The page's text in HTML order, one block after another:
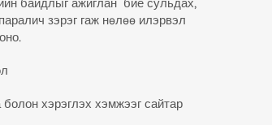
зэрэг гаж нөлөө илэрвэл
болон хэрэглэх хэмжээг сайтар